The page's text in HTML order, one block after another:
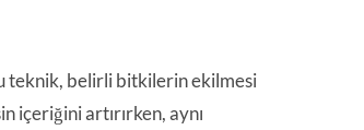
teknik, belirli bitkilerin ekilmesi
içeriğini artırırken, aynı